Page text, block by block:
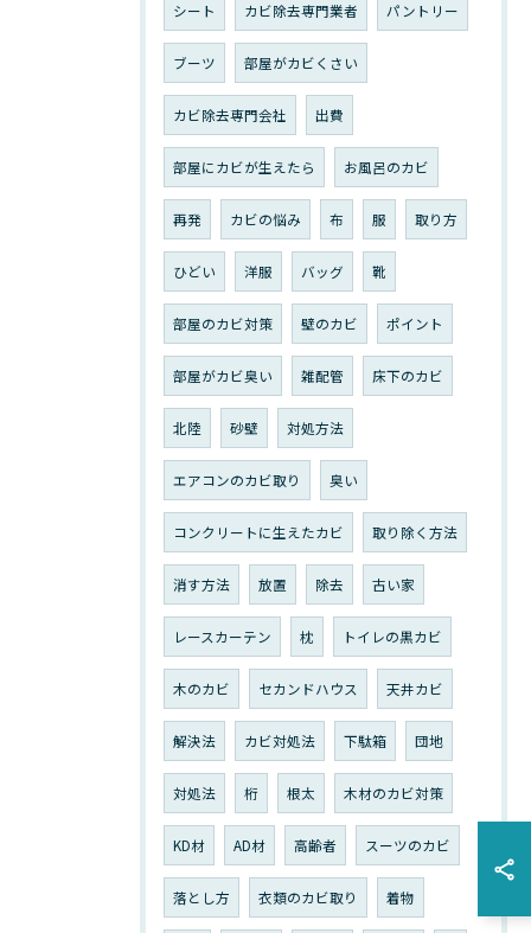
シート カビ除去専門業者 パントリー
ブーツ 部屋がカビくさい
カビ除去専門会社 出費
部屋にカビが生えたら お風呂のカビ
再発 カビの悩み 布 服 取り方
ひどい 洋服 バッグ 靴
部屋のカビ対策 壁のカビ ポイント
部屋がカビ臭い 雑配管 床下のカビ
北陸 砂壁 対処方法
エアコンのカビ取り 臭い
コンクリートに生えたカビ 取り除く方法
消す方法 放置 除去 古い家
レースカーテン 枕 トイレの黒カビ
木のカビ セカンドハウス 天井カビ
解決法 カビ対処法 下駄箱 団地
対処法 桁 根太 木材のカビ対策
KD材 AD材 高齢者 スーツのカビ
落とし方 衣類のカビ取り 着物